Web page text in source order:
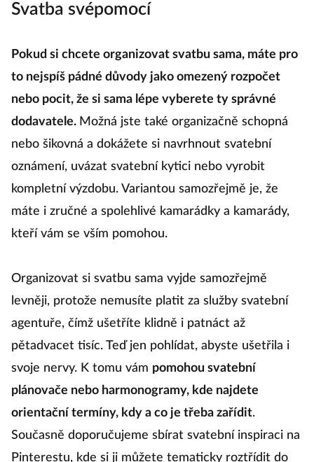
Svatba svépomocí
Pokud si chcete organizovat svatbu sama, máte pro
to nejspíš pádné důvody jako omezený rozpočet
nebo pocit, že si sama lépe vyberete ty správné
dodavatele. Možná jste také organizačně schopná
nebo šikovná a dokážete si navrhnout svatební
oznámení, uvázat svatební kytici nebo vyrobit
kompletní výzdobu. Variantou samozřejmě je, že
máte i zručné a spolehlivé kamarádky a kamarády,
kteří vám se vším pomohou.
Organizovat si svatbu sama vyjde samozřejmě
levněji, protože nemusíte platit za služby svatební
agentuře, čímž ušetříte klidně i patnáct až
pětadvacet tisíc. Teď jen pohlídat, abyste ušetřila i
svoje nervy. K tomu vám pomohou svatební
plánovače nebo harmonogramy, kde najdete
orientační termíny, kdy a co je třeba zařídit.
Současně doporučujeme sbírat svatební inspiraci na
Pinterestu, kde si ji můžete tematicky roztřídit do